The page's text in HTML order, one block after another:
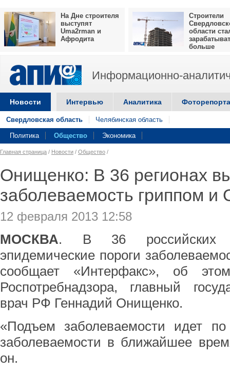
На Дне строителя
выступят
Uma2rman и
Афродита
Строители
области
больше
Информационно-
Новости Интервью Аналитика
Свердловская область Челябинская область
Политика Общество Экономика
Главная страница / Новости / Общество /
Онищенко: В 36 регионах
заболеваемость гриппом
12 февраля 2013 12:58
МОСКВА. В 36 российских
эпидемические пороги
сообщает «Интерфакс», об
Роспотребнадзора, главный
врач РФ Геннадий Онищенко.
«Подъем заболеваемости идет
заболеваемости в ближайшее
он.